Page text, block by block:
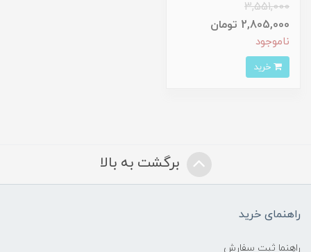
3,551,000
2,805,000 تومان
ناموجود
برگشت به بالا
راهنمای خرید
راهنما ثبت سفارش